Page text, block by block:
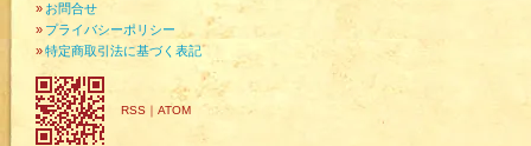
» お問合せ
» プライバシーポリシー
»特定商取引法に基づく表記
RSS ｜ ATOM